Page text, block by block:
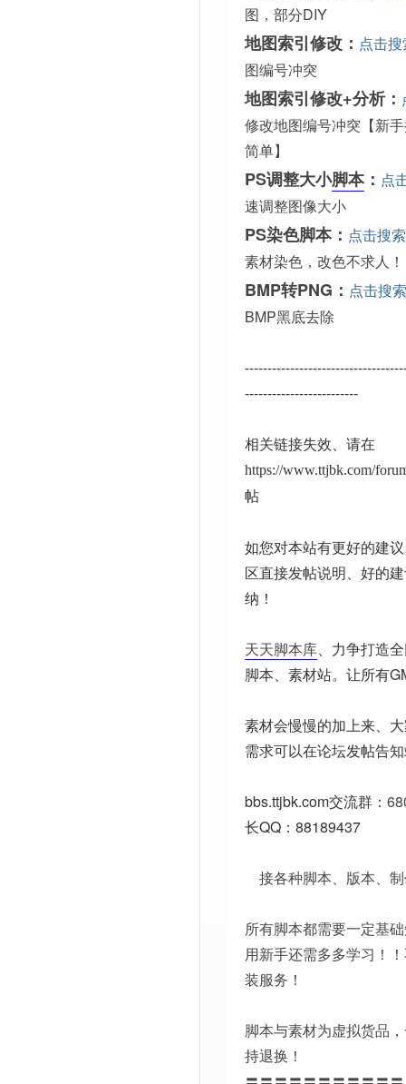
图，部分DIY
地图索引修改： 点击
图编号冲突
地图索引修改+分析：
修改地图编号冲突【新
简单】
PS调整大小脚本： 点
速调整图像大小
PS染色脚本： 点击搜索
素材染色，改色不求人！
BMP转PNG： 点击搜索
BMP黑底去除
-------------------------
相关链接失效、请在
https://www.ttjbk.com/
帖
如您对本站有更好的建
区直接发帖说明、好的
纳！
天天脚本库、力争打造
脚本、素材站。让所有
素材会慢慢的加上来、
需求可以在论坛发帖告
bbs.ttjbk.com交流群：
长QQ：88189437
接各种脚本、版本、
所有脚本都需要一定基
用新手还需多多学习！
装服务！
脚本与素材为虚拟货品
持退换！